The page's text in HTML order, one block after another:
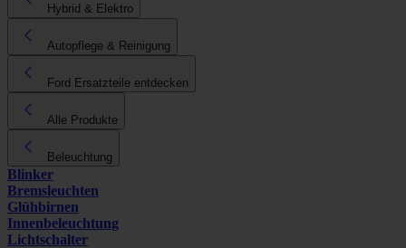
Hybrid & Elektro
Autopflege & Reinigung
Ford Ersatzteile entdecken
Alle Produkte
Beleuchtung
Blinker
Bremsleuchten
Glühbirnen
Innenbeleuchtung
Lichtschalter